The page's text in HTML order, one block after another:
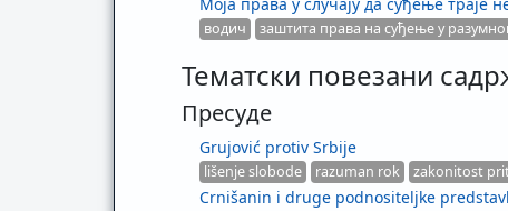
водич заштита права на суђење у
Тематски повезани
Пресуде
Grujović protiv Srbije
lišenje slobode razuman rok zakonitost
Crnišanin i druge podnositeljke